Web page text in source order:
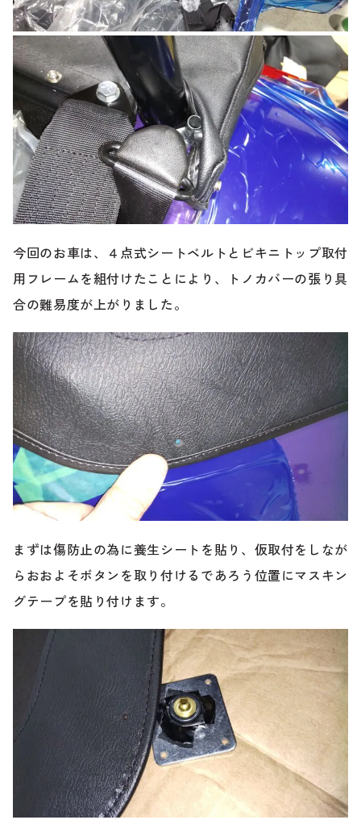
今回のお車は、４点式シートベルトとビキニトップ取付
用フレームを組付けたことにより、トノカバーの張り具
合の難易度が上がりました。
まずは傷防止の為に養生シートを貼り、仮取付をしなが
らおおよそボタンを取り付けるであろう位置にマスキン
グテープを貼り付けます。